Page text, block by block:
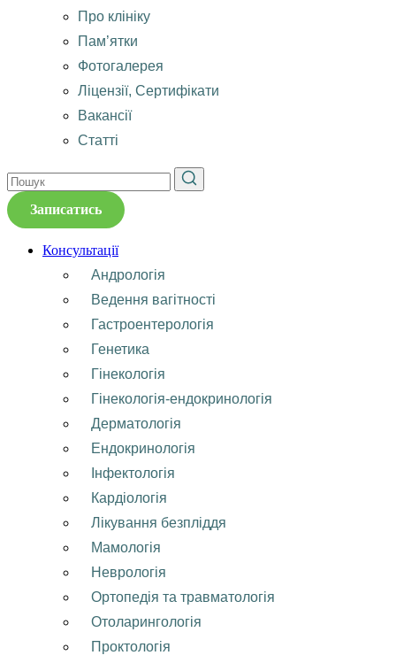
Про клініку
Пам’ятки
Фотогалерея
Ліцензії, Сертифікати
Вакансії
Статті
Записатись
Консультації
Андрологія
Ведення вагітності
Гастроентерологія
Генетика
Гінекологія
Гінекологія-ендокринологія
Дерматологія
Ендокринологія
Інфектологія
Кардіологія
Лікування безпліддя
Мамологія
Неврологія
Ортопедія та травматологія
Отоларингологія
Проктологія